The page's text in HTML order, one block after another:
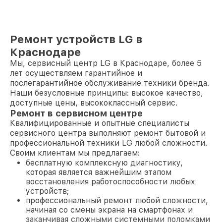
Ремонт устройств LG в
Краснодаре
Мы, сервисный центр LG в Краснодаре, более 5
лет осуществляем гарантийное и
послегарантийное обслуживание техники бренда.
Наши безусловные принципы: высокое качество,
доступные цены, высококлассный сервис.
Ремонт в сервисном центре
Квалифицированные и опытные специалисты
сервисного центра выполняют ремонт бытовой и
профессиональной техники LG любой сложности.
Своим клиентам мы предлагаем:
бесплатную комплексную диагностику,
которая является важнейшим этапом
восстановления работоспособности любых
устройств;
профессиональный ремонт любой сложности,
начиная со смены экрана на смартфонах и
заканчивая сложными системными поломками